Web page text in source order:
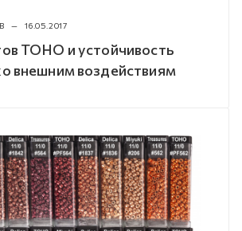
— 16.05.2017
TOHO и устойчивость
внешним воздействиям